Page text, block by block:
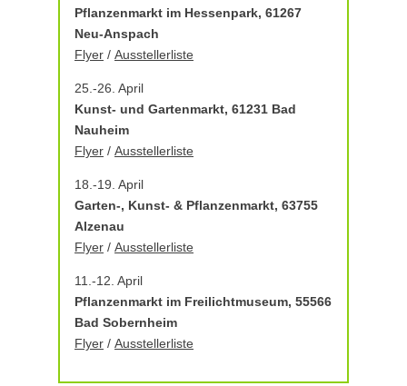
Pflanzenmarkt im Hessenpark, 61267
Neu-Anspach
Flyer / Ausstellerliste
25.-26. April
Kunst- und Gartenmarkt, 61231 Bad
Nauheim
Flyer / Ausstellerliste
18.-19. April
Garten-, Kunst- & Pflanzenmarkt, 63755
Alzenau
Flyer / Ausstellerliste
11.-12. April
Pflanzenmarkt im Freilichtmuseum, 55566
Bad Sobernheim
Flyer / Ausstellerliste